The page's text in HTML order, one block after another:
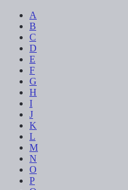
A
B
C
D
E
F
G
H
I
J
K
L
M
N
O
P